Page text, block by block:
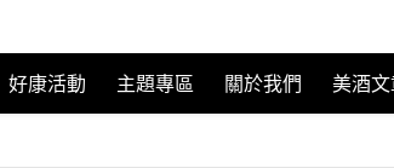
好康活動 主題專區 關於我們 美酒